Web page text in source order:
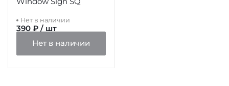
Нет в наличии
390 ₽ / шт
Нет в наличии